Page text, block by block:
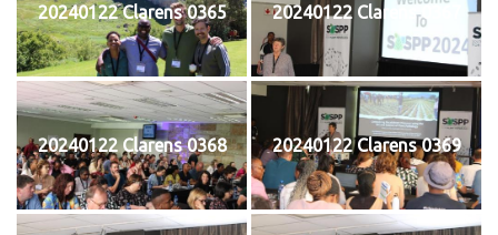
20240122 Clarens 0365 20240122 Clarens 0367
20240122 Clarens 0368 20240122 Clarens 0369